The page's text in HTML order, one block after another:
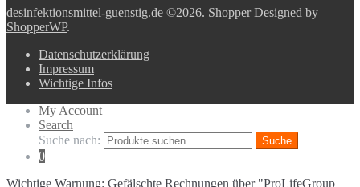
desinfektionsmittel-guenstig.de ©2026. ShopperDesigned by
ShopperWP.
Datenschutzerklärung
Impressum
Wichtige Infos
My Account
Search
Suche nach:
Suche
0
Wichtige Warnung: Gefälschte Rechnungen über "ProLifeGroup